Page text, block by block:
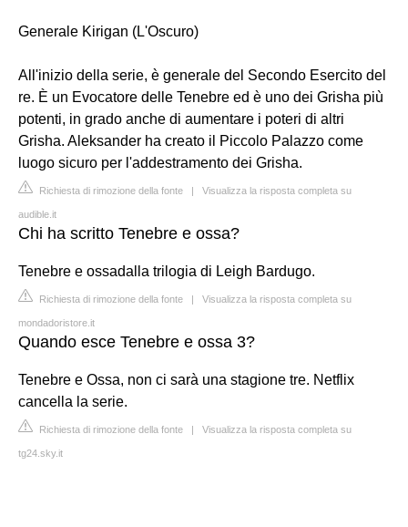
Generale Kirigan (L'Oscuro)
All'inizio della serie, è generale del Secondo Esercito del
re. È un Evocatore delle Tenebre ed è uno dei Grisha più
potenti, in grado anche di aumentare i poteri di altri
Grisha. Aleksander ha creato il Piccolo Palazzo come
luogo sicuro per l'addestramento dei Grisha.
Richiesta di rimozione della fonte | Visualizza la risposta completa su
audible.it
Chi ha scritto Tenebre e ossa?
Tenebre e ossadalla trilogia di Leigh Bardugo.
Richiesta di rimozione della fonte | Visualizza la risposta completa su
mondadoristore.it
Quando esce Tenebre e ossa 3?
Tenebre e Ossa, non ci sarà una stagione tre. Netflix
cancella la serie.
Richiesta di rimozione della fonte | Visualizza la risposta completa su
tg24.sky.it